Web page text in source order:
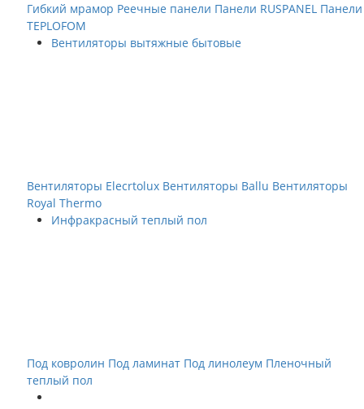
Гибкий мрамор Реечные панели Панели RUSPANEL Панели
TEPLOFOM
Вентиляторы вытяжные бытовые
Вентиляторы Elecrtolux Вентиляторы Ballu Вентиляторы
Royal Thermo
Инфракрасный теплый пол
Под ковролин Под ламинат Под линолеум Пленочный
теплый пол